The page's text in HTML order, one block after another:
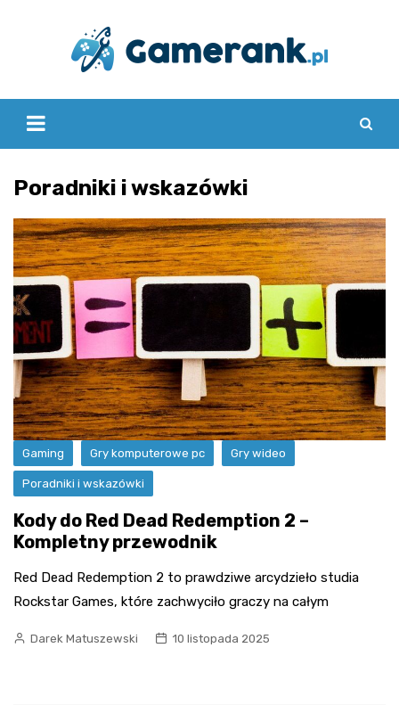
Poradniki i wskazówki
Gaming Gry komputerowe pc Gry wideo
Poradniki i wskazówki
Kody do Red Dead Redemption 2 –
Kompletny przewodnik
Red Dead Redemption 2 to prawdziwe arcydzieło studia
Rockstar Games, które zachwyciło graczy na całym
Darek Matuszewski 10 listopada 2025